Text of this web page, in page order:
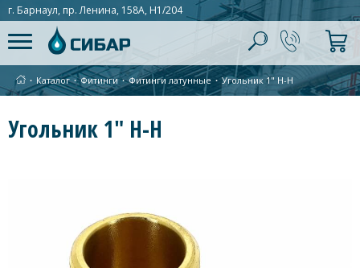
г. Барнаул, пр. Ленина, 158А, Н1/204
∙ Каталог ∙Фитинги ∙Фитинги латунные ∙ Угольник 1" Н-Н
Угольник 1" Н-Н